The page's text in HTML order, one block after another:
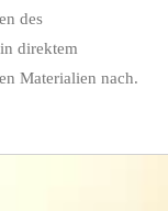
des
direktem
Materialien nach.